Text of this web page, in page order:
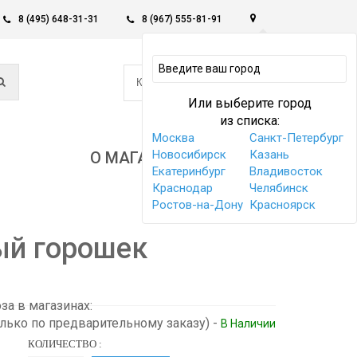
8 (495) 648-31-31 8 (967) 555-81-91
Или выберите город
из списка:
Москва
Санкт-Петербург
Новосибирск
Казань
Екатеринбург
Владивосток
Краснодар
Челябинск
Ростов-на-Дону Красноярск
КОРЗИНА -
0
О МАГАЗИНЕ
горошек
в магазинах:
по предварительному заказу) - В Наличии
КОЛИЧЕСТВО :